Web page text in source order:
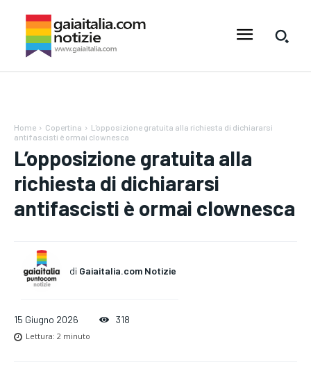
Home Copertina
L'opposizione gratuita alla richiesta di dichiararsi
antifascisti è ormai clownesca
L’opposizione gratuita alla
richiesta di dichiararsi
antifascisti è ormai clownesca
di Gaiaitalia.com Notizie
15 Giugno 2026 318
Lettura: 2 minuto